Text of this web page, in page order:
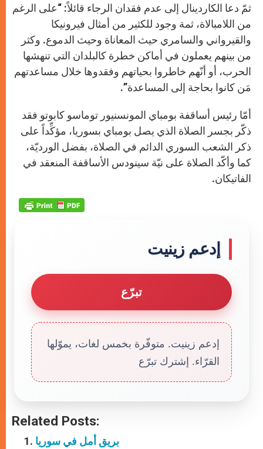
ثمّ دعا الكاردينال إلى عدم فقدان الرجاء قائلاً: “على الرغم
من اللامبالاة، ثمة وجود للكثير من أمثال فيرونيكا
والقيرواني والسامري حيث المعاناة وحيث الدموع. وكثر
من بينهم يعملون في أماكن خطرة كالبلدان التي تنهشها
الحرب، أو أنّهم خاطروا بحياتهم وفقدوها خلال مساعدتهم
مَن كانوا بحاجة إلى المساعدة”.
أمّا رئيس أساقفة بومباي المونسنيور توماسو كابوتو فقد
ذكّر بجسر الصلاة الذي يصل بومباي بسوريا، مؤكِّداً على
ذكر الشعب السوري الدائم في الصلاة، بفضل الورديّة،
كما وأكّد الصلاة على نيّة سينودس الأساقفة المنعقد في
الفاتيكان.
إدعم زينيت
تبرّع
إدعم زينيت. متوفّرة بخمس لغات، يموّلها
القرّاء. إشترك تبرّع
Related Posts:
بريق أمل في سوريا